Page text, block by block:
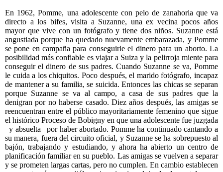
En 1962, Pomme, una adolescente con pelo de zanahoria que va
directo a los bifes, visita a Suzanne, una ex vecina pocos años
mayor que vive con un fotógrafo y tiene dos niños. Suzanne está
angustiada porque ha quedado nuevamente embarazada, y Pomme
se pone en campaña para conseguirle el dinero para un aborto. La
posibilidad más confiable es viajar a Suiza y la pelirroja miente para
conseguir el dinero de sus padres. Cuando Suzanne se va, Pomme
le cuida a los chiquitos. Poco después, el marido fotógrafo, incapaz
de mantener a su familia, se suicida. Entonces las chicas se separan
porque Suzanne se va al campo, a casa de sus padres que la
denigran por no haberse casado. Diez años después, las amigas se
reencuentran entre el público mayoritariamente femenino que sigue
el histórico Proceso de Bobigny en que una adolescente fue juzgada
–y absuelta– por haber abortado. Pomme ha continuado cantando a
su manera, fuera del circuito oficial, y Suzanne se ha sobrepuesto al
bajón, trabajando y estudiando, y ahora ha abierto un centro de
planificación familiar en su pueblo. Las amigas se vuelven a separar
y se prometen largas cartas, pero no cumplen. En cambio establecen